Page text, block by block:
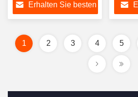
Handtücher Schnell
trocknen Schnell
Erhalten Sie besten
1 2 3 4 5